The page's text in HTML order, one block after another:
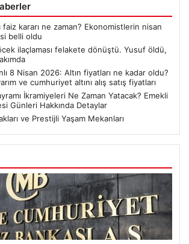
faiz kararı ne zaman? Ekonomistlerin nisan
belli oldu
ilaçlaması felakete dönüştü. Yusuf öldü,
8 Nisan 2026: Altın fiyatları ne kadar oldu?
ve cumhuriyet altını alış satış fiyatları
İkramiyeleri Ne Zaman Yatacak? Emekli
Günleri Hakkında Detaylar
ve Prestijli Yaşam Mekanları